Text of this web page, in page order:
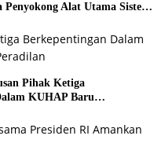
Penyokong Alat Utama Sistem
Pihak Ketiga
KUHAP Baru